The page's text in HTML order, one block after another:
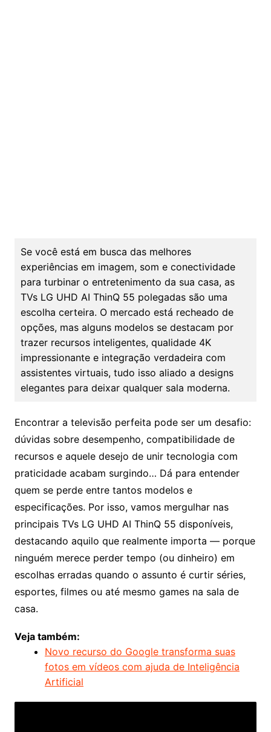
Se você está em busca das melhores
experiências em imagem, som e conectividade
para turbinar o entretenimento da sua casa, as
TVs LG UHD AI ThinQ 55 polegadas são uma
escolha certeira. O mercado está recheado de
opções, mas alguns modelos se destacam por
trazer recursos inteligentes, qualidade 4K
impressionante e integração verdadeira com
assistentes virtuais, tudo isso aliado a designs
elegantes para deixar qualquer sala moderna.
Encontrar a televisão perfeita pode ser um desafio:
dúvidas sobre desempenho, compatibilidade de
recursos e aquele desejo de unir tecnologia com
praticidade acabam surgindo… Dá para entender
quem se perde entre tantos modelos e
especificações. Por isso, vamos mergulhar nas
principais TVs LG UHD AI ThinQ 55 disponíveis,
destacando aquilo que realmente importa — porque
ninguém merece perder tempo (ou dinheiro) em
escolhas erradas quando o assunto é curtir séries,
esportes, filmes ou até mesmo games na sala de
casa.
Veja também:
Novo recurso do Google transforma suas
fotos em vídeos com ajuda de Inteligência
Artificial